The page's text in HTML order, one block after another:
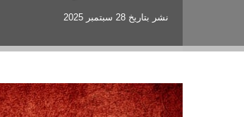
نشر بتاريخ 28 سبتمبر 2025